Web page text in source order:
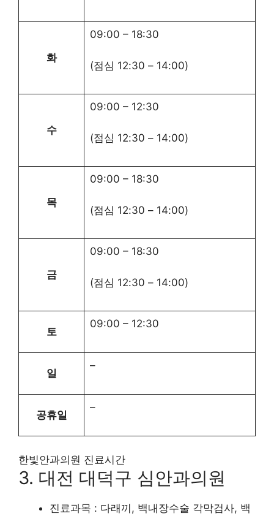
화
09:00 – 18:30
(점심 12:30 – 14:00)
수
09:00 – 12:30
(점심 12:30 – 14:00)
목
09:00 – 18:30
(점심 12:30 – 14:00)
금
09:00 – 18:30
(점심 12:30 – 14:00)
토
09:00 – 12:30
일
–
공휴일
–
한빛안과의원 진료시간
3. 대전 대덕구 심안과의원
진료과목 : 다래끼, 백내장수술 각막검사, 백